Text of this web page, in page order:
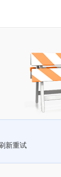
新重试